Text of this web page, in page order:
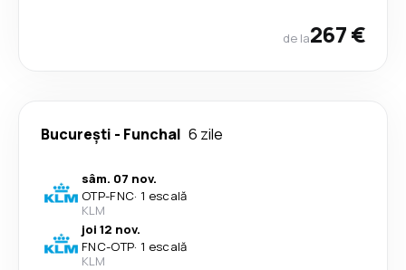
de la267 €
București - Funchal 6 zile
sâm. 07 nov.
OTP-FNC· 1 escală
KLM
joi 12 nov.
FNC-OTP· 1 escală
KLM